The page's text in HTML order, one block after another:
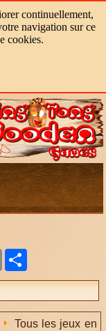
continuellement,
navigation sur ce
cookies.
Email
Tous les jeux en